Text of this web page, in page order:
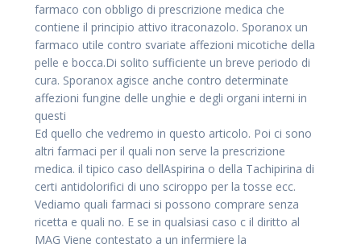
farmaco con obbligo di prescrizione medica che
contiene il principio attivo itraconazolo. Sporanox un
farmaco utile contro svariate affezioni micotiche della
pelle e bocca.Di solito sufficiente un breve periodo di
cura. Sporanox agisce anche contro determinate
affezioni fungine delle unghie e degli organi interni in
questi
Ed quello che vedremo in questo articolo. Poi ci sono
altri farmaci per il quali non serve la prescrizione
medica. il tipico caso dellAspirina o della Tachipirina di
certi antidolorifici di uno sciroppo per la tosse ecc.
Vediamo quali farmaci si possono comprare senza
ricetta e quali no. E se in qualsiasi caso c il diritto al
MAG Viene contestato a un infermiere la